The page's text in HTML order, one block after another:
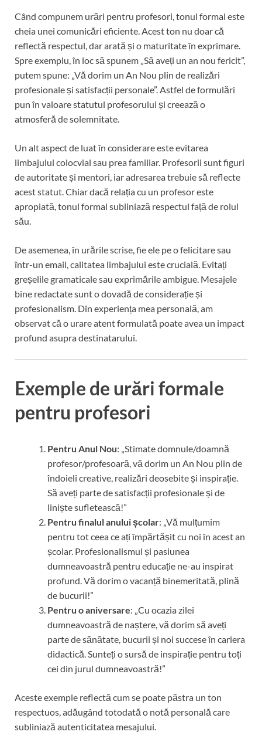
Când compunem urări pentru profesori, tonul formal este
cheia unei comunicări eficiente. Acest ton nu doar că
reflectă respectul, dar arată și o maturitate în exprimare.
Spre exemplu, în loc să spunem „Să aveți un an nou fericit”,
putem spune: „Vă dorim un An Nou plin de realizări
profesionale și satisfacții personale”. Astfel de formulări
pun în valoare statutul profesorului și creează o
atmosferă de solemnitate.
Un alt aspect de luat în considerare este evitarea
limbajului colocvial sau prea familiar. Profesorii sunt figuri
de autoritate și mentori, iar adresarea trebuie să reflecte
acest statut. Chiar dacă relația cu un profesor este
apropiată, tonul formal subliniază respectul față de rolul
său.
De asemenea, în urările scrise, fie ele pe o felicitare sau
într-un email, calitatea limbajului este crucială. Evitați
greșelile gramaticale sau exprimările ambigue. Mesajele
bine redactate sunt o dovadă de considerație și
profesionalism. Din experiența mea personală, am
observat că o urare atent formulată poate avea un impact
profund asupra destinatarului.
Exemple de urări formale
pentru profesori
Pentru Anul Nou: „Stimate domnule/doamnă
profesor/profesoară, vă dorim un An Nou plin de
îndoieli creative, realizări deosebite și inspirație.
Să aveți parte de satisfacții profesionale și de
liniște sufletească!”
Pentru finalul anului școlar: „Vă mulțumim
pentru tot ceea ce ați împărtășit cu noi în acest an
școlar. Profesionalismul și pasiunea
dumneavoastră pentru educație ne-au inspirat
profund. Vă dorim o vacanță binemeritată, plină
de bucurii!”
Pentru o aniversare: „Cu ocazia zilei
dumneavoastră de naștere, vă dorim să aveți
parte de sănătate, bucurii și noi succese în cariera
didactică. Sunteți o sursă de inspirație pentru toți
cei din jurul dumneavoastră!”
Aceste exemple reflectă cum se poate păstra un ton
respectuos, adăugând totodată o notă personală care
subliniază autenticitatea mesajului.